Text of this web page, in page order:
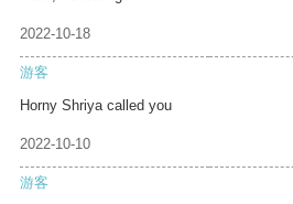
2022-10-18
游客
Horny Shriya called you
2022-10-10
游客